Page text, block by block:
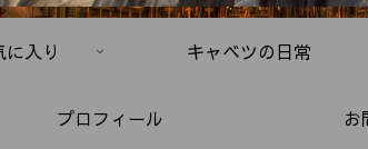
入り キャベツの日常
プロフィール お